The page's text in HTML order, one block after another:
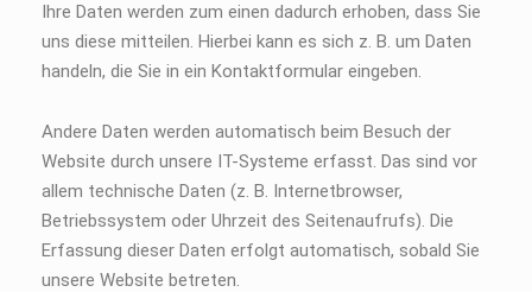
Ihre Daten werden zum einen dadurch erhoben, dass Sie
uns diese mitteilen. Hierbei kann es sich z. B. um Daten
handeln, die Sie in ein Kontaktformular eingeben.
Andere Daten werden automatisch beim Besuch der
Website durch unsere IT-Systeme erfasst. Das sind vor
allem technische Daten (z. B. Internetbrowser,
Betriebssystem oder Uhrzeit des Seitenaufrufs). Die
Erfassung dieser Daten erfolgt automatisch, sobald Sie
unsere Website betreten.